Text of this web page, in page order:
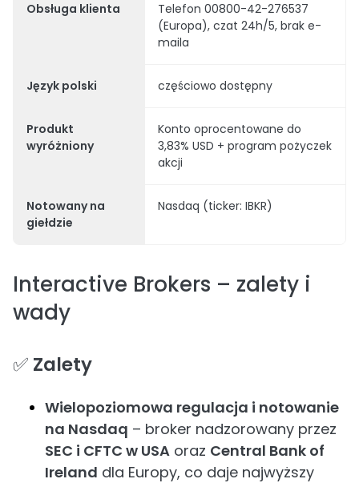
Obsługa klienta
Telefon 00800-42-276537
(Europa), czat 24h/5, brak e-
maila
Język polski częściowo dostępny
Produkt
wyróżniony
Konto oprocentowane do
3,83% USD + program pożyczek
akcji
Notowany na
giełdzie
Nasdaq (ticker: IBKR)
Interactive Brokers – zalety i
wady
✅ Zalety
Wielopoziomowa regulacja i notowanie
na Nasdaq – broker nadzorowany przez
SEC i CFTC w USA oraz Central Bank of
Ireland dla Europy, co daje najwyższy